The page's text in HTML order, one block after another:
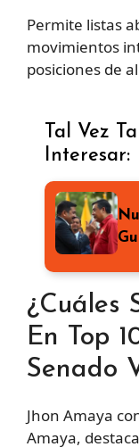
Permite listas
movimientos
posiciones de
Tal Vez
Interesar:
¿Cuáles
En Top
Senado
Jhon Amaya
Amaya,